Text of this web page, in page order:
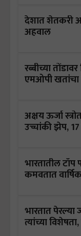
देशात शेतकरी
अहवाल
रब्बीच्या तोंडावर
एमओपी खतांचा
अक्षय ऊर्जा
उच्चांकी झेप,
भारतातील टॉप
कमवतात
भारतात पेरल्या
त्यांच्या